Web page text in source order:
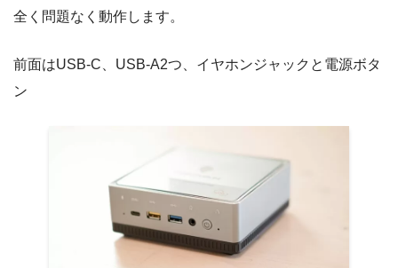
全く問題なく動作します。
前面はUSB-C、USB-A2つ、イヤホンジャックと電源ボタ
ン